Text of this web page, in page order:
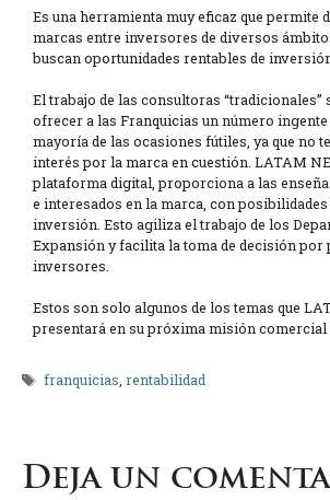
Es una herramienta muy eficaz que permite
marcas entre inversores de diversos
buscan oportunidades rentables de
El trabajo de las consultoras “tradicionales”
ofrecer a las Franquicias un número ingente
mayoría de las ocasiones fútiles, ya que no
interés por la marca en cuestión. LATAM
plataforma digital, proporciona a las
e interesados en la marca, con
inversión. Esto agiliza el trabajo de los
Expansión y facilita la toma de decisión por
inversores.
Estos son solo algunos de los temas que
presentará en su próxima misión comercial
Etiquetas
franquicias ,rentabilidad
Deja un